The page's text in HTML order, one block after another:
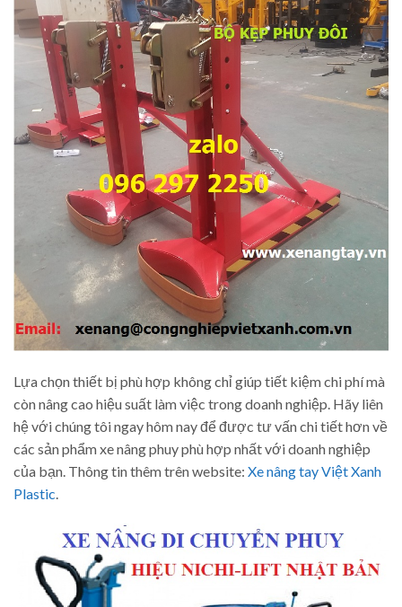
Lựa chọn thiết bị phù hợp không chỉ giúp tiết kiệm chi phí mà
còn nâng cao hiệu suất làm việc trong doanh nghiệp. Hãy liên
hệ với chúng tôi ngay hôm nay để được tư vấn chi tiết hơn về
các sản phẩm xe nâng phuy phù hợp nhất với doanh nghiệp
của bạn. Thông tin thêm trên website: Xe nâng tay Việt Xanh
Plastic.